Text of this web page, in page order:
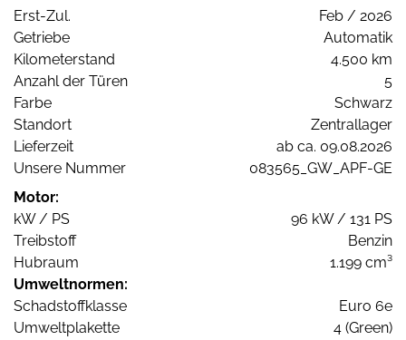
Erst-Zul.
Feb / 2026
Getriebe
Automatik
Kilometerstand
4.500 km
Anzahl der Türen
5
Farbe
Schwarz
Standort
Zentrallager
Lieferzeit
ab ca. 09.08.2026
Unsere Nummer
083565_GW_APF-GE
Motor:
kW / PS
96 kW / 131 PS
Treibstoff
Benzin
Hubraum
1.199 cm³
Umweltnormen:
Schadstoffklasse
Euro 6e
Umweltplakette
4 (Green)